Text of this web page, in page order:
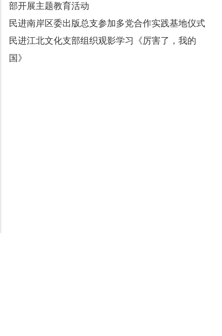
部开展主题教育活动
民进南岸区委出版总支参加多党合作实践基地仪式
民进江北文化支部组织观影学习《厉害了，我的
国》